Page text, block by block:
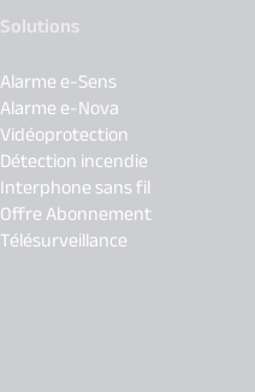
Solutions
Alarme e-Sens
Alarme e-Nova
Vidéoprotection
Détection incendie
Interphone sans fil
Offre Abonnement
Télésurveillance